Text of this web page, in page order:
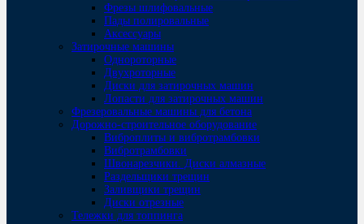
Фрезы шлифовальные
Пады полировальные
Аксессуары
Затирочные машины
Однороторные
Двухроторные
Диски для затирочных машин
Лопасти для затирочных машин
Фрезеровальные машины для бетона
Дорожно-строительное оборудование
Виброплиты и вибротрамбовки
Вибротрамбовки
Швонарезчики. Диски алмазные
Раздельщики трещин
Заливщики трещин
Диски отрезные
Тележки для топпинга